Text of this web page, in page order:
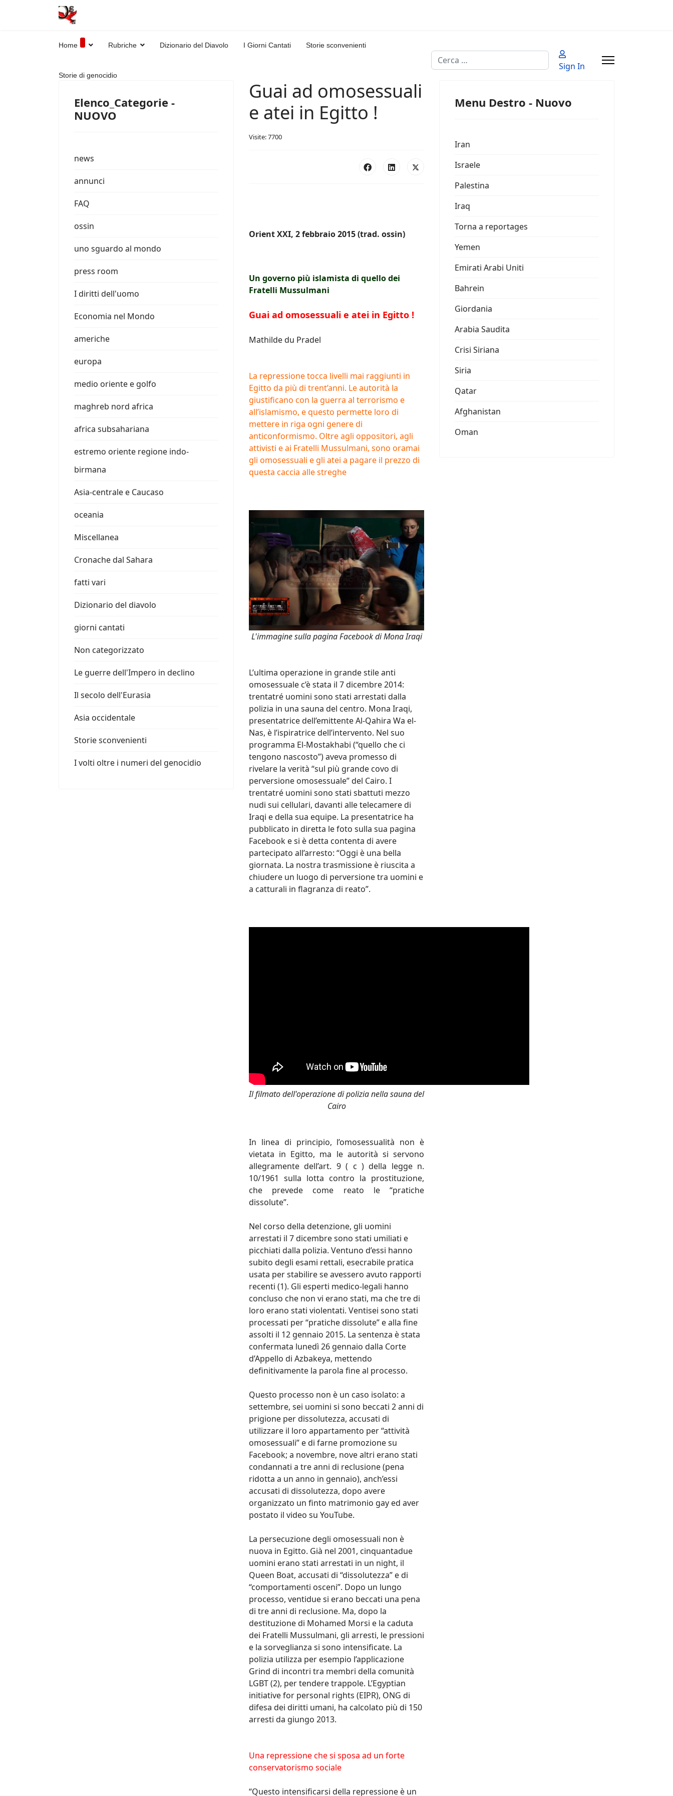
Home Rubriche Dizionario del Diavolo I Giorni Cantati Storie sconvenienti
Storie di genocidio
Cerca
Sign In
Elenco_Categorie -
NUOVO
news
annunci
FAQ
ossin
uno sguardo al mondo
press room
I diritti dell'uomo
Economia nel Mondo
americhe
europa
medio oriente e golfo
maghreb nord africa
africa subsahariana
estremo oriente regione indo-
birmana
Asia-centrale e Caucaso
oceania
Miscellanea
Cronache dal Sahara
fatti vari
Dizionario del diavolo
giorni cantati
Non categorizzato
Le guerre dell'Impero in declino
Il secolo dell'Eurasia
Asia occidentale
Storie sconvenienti
I volti oltre i numeri del genocidio
Guai ad omosessuali
e atei in Egitto !
Visite: 7700
Orient XXI, 2 febbraio 2015 (trad. ossin)
Un governo più islamista di quello dei
Fratelli Mussulmani
Guai ad omosessuali e atei in Egitto !
Mathilde du Pradel
La repressione tocca livelli mai raggiunti in
Egitto da più di trent’anni. Le autorità la
giustificano con la guerra al terrorismo e
all’islamismo, e questo permette loro di
mettere in riga ogni genere di
anticonformismo. Oltre agli oppositori, agli
attivisti e ai Fratelli Mussulmani, sono oramai
gli omosessuali e gli atei a pagare il prezzo di
questa caccia alle streghe
L'immagine sulla pagina Facebook di Mona Iraqi
L’ultima operazione in grande stile anti
omosessuale c’è stata il 7 dicembre 2014:
trentatré uomini sono stati arrestati dalla
polizia in una sauna del centro. Mona Iraqi,
presentatrice dell’emittente Al-Qahira Wa el-
Nas, è l’ispiratrice dell’intervento. Nel suo
programma El-Mostakhabi (“quello che ci
tengono nascosto”) aveva promesso di
rivelare la verità “sul più grande covo di
perversione omosessuale” del Cairo. I
trentatré uomini sono stati sbattuti mezzo
nudi sui cellulari, davanti alle telecamere di
Iraqi e della sua equipe. La presentatrice ha
pubblicato in diretta le foto sulla sua pagina
Facebook e si è detta contenta di avere
partecipato all’arresto: “Oggi è una bella
giornata. La nostra trasmissione è riuscita a
chiudere un luogo di perversione tra uomini e
a catturali in flagranza di reato”.
Il filmato dell'operazione di polizia nella sauna del
Cairo
In linea di principio, l’omosessualità non è
vietata in Egitto, ma le autorità si servono
allegramente dell’art. 9 ( c ) della legge n.
10/1961 sulla lotta contro la prostituzione,
che prevede come reato le “pratiche
dissolute”.
Nel corso della detenzione, gli uomini
arrestati il 7 dicembre sono stati umiliati e
picchiati dalla polizia. Ventuno d’essi hanno
subito degli esami rettali, esecrabile pratica
usata per stabilire se avessero avuto rapporti
recenti (1). Gli esperti medico-legali hanno
concluso che non vi erano stati, ma che tre di
loro erano stati violentati. Ventisei sono stati
processati per “pratiche dissolute” e alla fine
assolti il 12 gennaio 2015. La sentenza è stata
confermata lunedì 26 gennaio dalla Corte
d’Appello di Azbakeya, mettendo
definitivamente la parola fine al processo.
Questo processo non è un caso isolato: a
settembre, sei uomini si sono beccati 2 anni di
prigione per dissolutezza, accusati di
utilizzare il loro appartamento per “attività
omosessuali” e di farne promozione su
Facebook; a novembre, nove altri erano stati
condannati a tre anni di reclusione (pena
ridotta a un anno in gennaio), anch’essi
accusati di dissolutezza, dopo avere
organizzato un finto matrimonio gay ed aver
postato il video su YouTube.
La persecuzione degli omosessuali non è
nuova in Egitto. Già nel 2001, cinquantadue
uomini erano stati arrestati in un night, il
Queen Boat, accusati di “dissolutezza” e di
“comportamenti osceni”. Dopo un lungo
processo, ventidue si erano beccati una pena
di tre anni di reclusione. Ma, dopo la
destituzione di Mohamed Morsi e la caduta
dei Fratelli Mussulmani, gli arresti, le pressioni
e la sorveglianza si sono intensificate. La
polizia utilizza per esempio l’applicazione
Grind di incontri tra membri della comunità
LGBT (2), per tendere trappole. L’Egyptian
initiative for personal rights (EIPR), ONG di
difesa dei diritti umani, ha calcolato più di 150
arresti da giungo 2013.
Una repressione che si sposa ad un forte
conservatorismo sociale
“Questo intensificarsi della repressione è un
Menu Destro - Nuovo
Iran
Israele
Palestina
Iraq
Torna a reportages
Yemen
Emirati Arabi Uniti
Bahrein
Giordania
Arabia Saudita
Crisi Siriana
Siria
Qatar
Afghanistan
Oman